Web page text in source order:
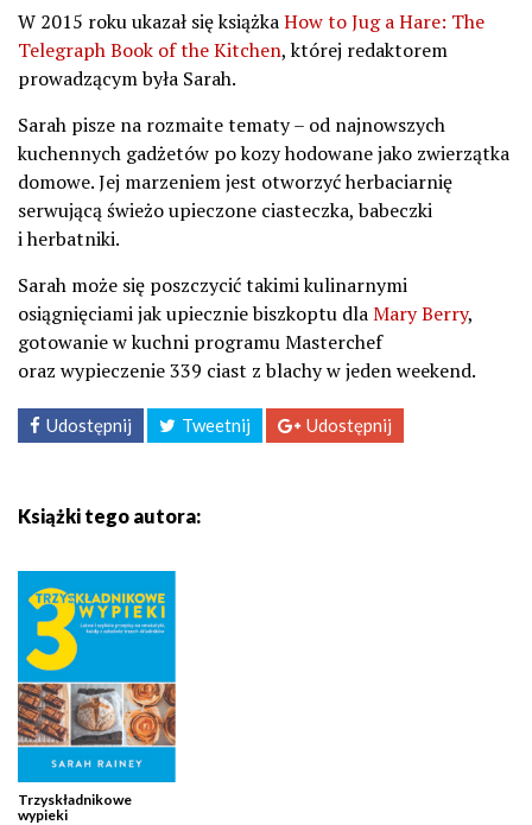
W 2015 roku ukazał się książkaHow to Jug a Hare: The
Telegraph Book of the Kitchen, której redaktorem
prowadzącym była Sarah.
Sarah pisze na rozmaite tematy – od najnowszych
kuchennych gadżetów po kozy hodowane jako zwierzątka
domowe. Jej marzeniem jest otworzyć herbaciarnię
serwującą świeżo upieczone ciasteczka, babeczki
i herbatniki.
Sarah może się poszczycić takimi kulinarnymi
osiągnięciami jak upiecznie biszkoptu dlaMary Berry,
gotowanie w kuchni programu Masterchef
oraz wypieczenie 339 ciast z blachy w jeden weekend.
Udostępnij Tweetnij Udostępnij
Książki tego autora:
Trzyskładnikowe
wypieki